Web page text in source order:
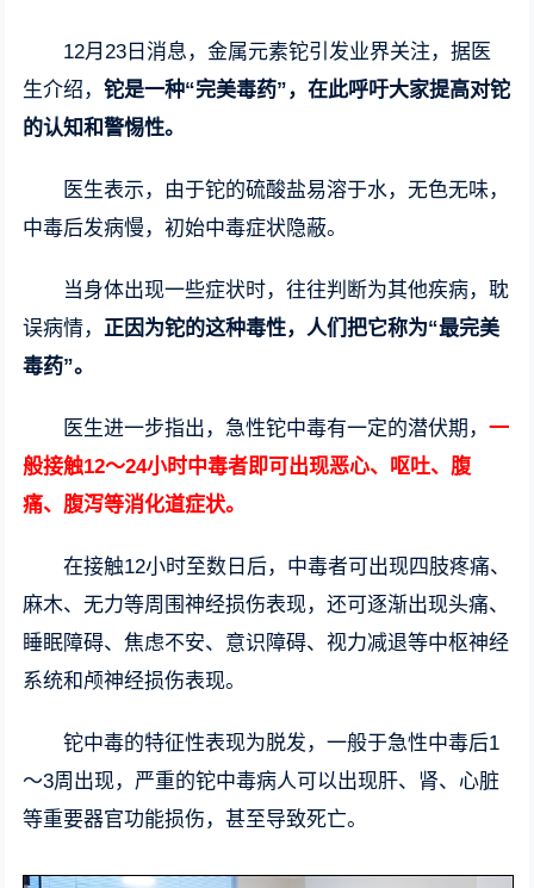
12月23日消息，金属元素铊引发业界关注，据医
生介绍，铊是一种“完美毒药”，在此呼吁大家提高对铊
的认知和警惕性。
医生表示，由于铊的硫酸盐易溶于水，无色无味，
中毒后发病慢，初始中毒症状隐蔽。
当身体出现一些症状时，往往判断为其他疾病，耽
误病情，正因为铊的这种毒性，人们把它称为“最完美
毒药”。
医生进一步指出，急性铊中毒有一定的潜伏期，一
般接触12～24小时中毒者即可出现恶心、呕吐、腹
痛、腹泻等消化道症状。
在接触12小时至数日后，中毒者可出现四肢疼痛、
麻木、无力等周围神经损伤表现，还可逐渐出现头痛、
睡眠障碍、焦虑不安、意识障碍、视力减退等中枢神经
系统和颅神经损伤表现。
铊中毒的特征性表现为脱发，一般于急性中毒后1
～3周出现，严重的铊中毒病人可以出现肝、肾、心脏
等重要器官功能损伤，甚至导致死亡。